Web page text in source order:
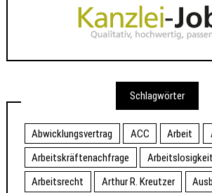
Schlagwörter
Abwicklungsvertrag ACC Arbeit
Arbeitskräftenachfrage
Arbeitslosigkeit
Arbeitsrecht
Arthur R. Kreutzer